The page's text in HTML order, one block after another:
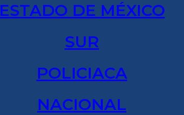
ESTADO DE MÉXICO
SUR
POLICIACA
NACIONAL